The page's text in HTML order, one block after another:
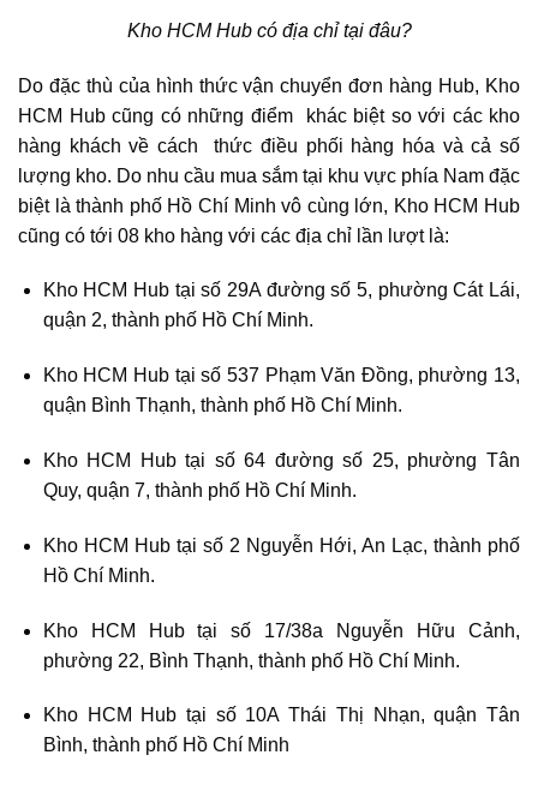
Kho HCM Hub có địa chỉ tại đâu?
Do đặc thù của hình thức vận chuyển đơn hàng Hub, Kho
HCM Hub cũng có những điểm khác biệt so với các kho
hàng khách về cách thức điều phối hàng hóa và cả số
lượng kho. Do nhu cầu mua sắm tại khu vực phía Nam đặc
biệt là thành phố Hồ Chí Minh vô cùng lớn, Kho HCM Hub
cũng có tới 08 kho hàng với các địa chỉ lần lượt là:
Kho HCM Hub tại số 29A đường số 5, phường Cát Lái,
quận 2, thành phố Hồ Chí Minh.
Kho HCM Hub tại số 537 Phạm Văn Đồng, phường 13,
quận Bình Thạnh, thành phố Hồ Chí Minh.
Kho HCM Hub tại số 64 đường số 25, phường Tân
Quy, quận 7, thành phố Hồ Chí Minh.
Kho HCM Hub tại số 2 Nguyễn Hới, An Lạc, thành phố
Hồ Chí Minh.
Kho HCM Hub tại số 17/38a Nguyễn Hữu Cảnh,
phường 22, Bình Thạnh, thành phố Hồ Chí Minh.
Kho HCM Hub tại số 10A Thái Thị Nhạn, quận Tân
Bình, thành phố Hồ Chí Minh